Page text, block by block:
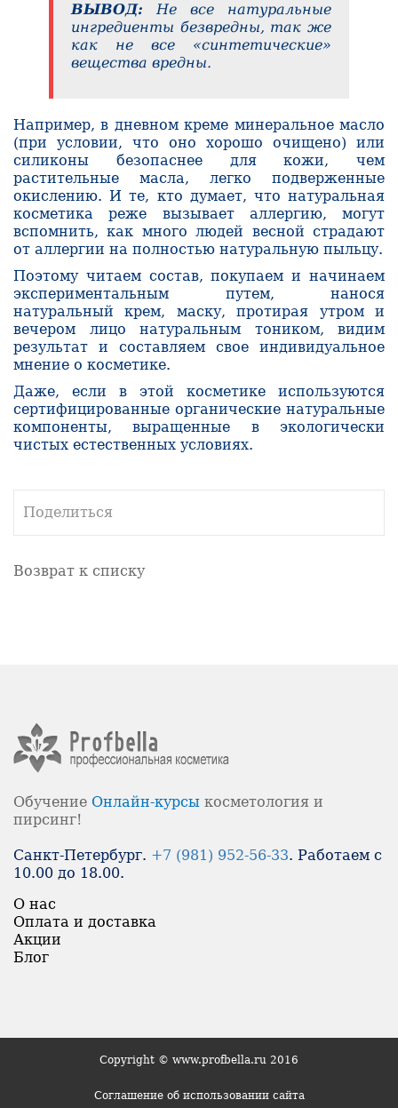
ВЫВОД: Не все натуральные
ингредиенты безвредны, так же
как не все «синтетичес­кие»
вещества вредны.
Например, в дневном креме минеральное масло
(при усло­вии, что оно хорошо очищено) или
силиконы безопаснее для кожи, чем
растительные масла, легко подверженные
окислению. И те, кто думает, что натуральная
косметика реже вызывает аллергию, могут
вспомнить, как много людей весной страдают
от ал­лергии на полностью натуральную пыльцу.
Поэтому читаем состав, покупаем и начинаем
экспериментальным путем, нанося
натуральный крем, маску, протирая утром и
вечером лицо натуральным тоником, видим
результат и составляем свое индивидуальное
мнение о косметике.
Даже, если в этой косметике используются
сертифицированные органические натуральные
компоненты, выращенные в экологически
чистых естественных условиях.
Поделиться
Возврат к списку
Обучение Онлайн-курсы косметология и
пирсинг!
Санкт-Петербург. +7 (981) 952-56-33. Работаем с
10.00 до 18.00.
О нас
Оплата и доставка
Акции
Блог
Copyright © www.profbella.ru 2016
Соглашение об использовании сайта